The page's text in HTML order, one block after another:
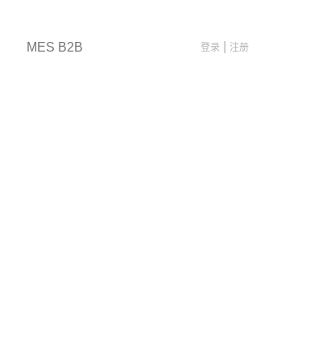
登录 注册